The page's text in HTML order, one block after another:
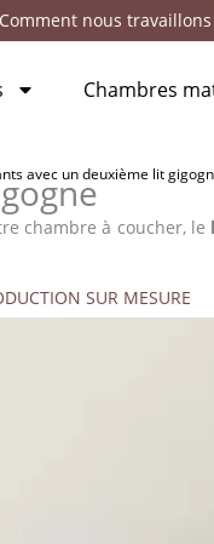
Comment nous travaillons
Chambres
avec un deuxième lit
chambre à coucher, le
SUR MESURE